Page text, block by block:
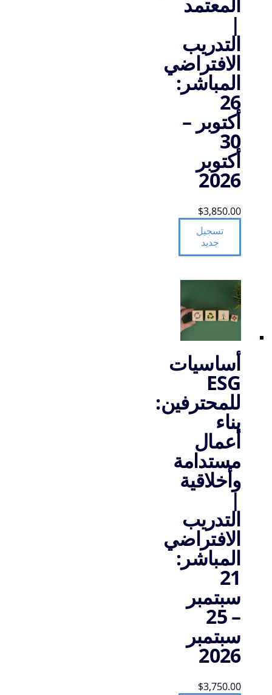
|
التدريب
الافتراضي
المباشر:
26
أكتوبر –
30
أكتوبر
2026
$3,850.00
تسجيل
جديد
أساسيات
ESG
للمحترفين:
بناء
أعمال
مستدامة
وأخلاقية
|
التدريب
الافتراضي
المباشر:
21
سبتمبر
– 25
سبتمبر
2026
$3,750.00